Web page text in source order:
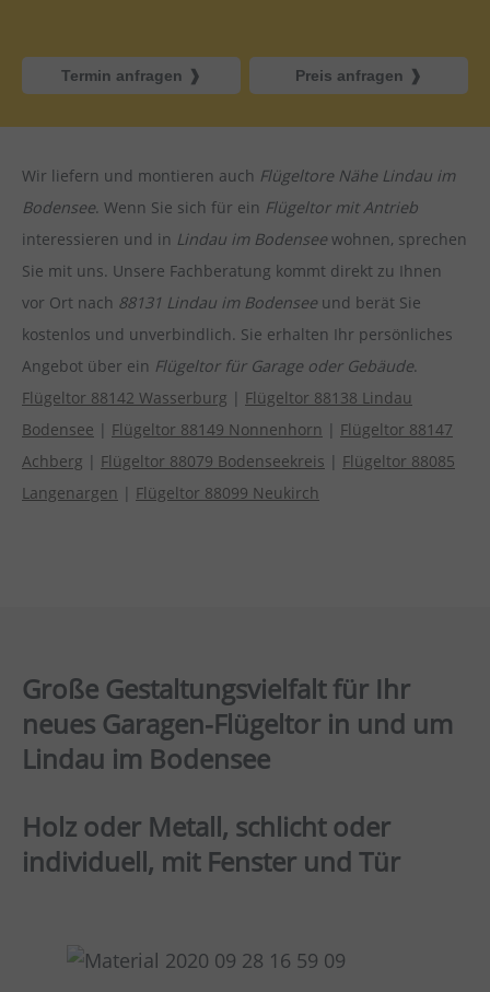
Termin anfragen Preis anfragen
Wir liefern und montieren auch Flügeltore Nähe Lindau im
Bodensee. Wenn Sie sich für ein Flügeltor mit Antrieb
interessieren und in Lindau im Bodenseewohnen, sprechen
Sie mit uns. Unsere Fachberatung kommt direkt zu Ihnen
vor Ort nach 88131 Lindau im Bodenseeund berät Sie
kostenlos und unverbindlich. Sie erhalten Ihr persönliches
Angebot über ein Flügeltor für Garage oder Gebäude.
Flügeltor 88142 Wasserburg | Flügeltor 88138 Lindau
Bodensee | Flügeltor 88149 Nonnenhorn | Flügeltor 88147
Achberg | Flügeltor 88079 Bodenseekreis | Flügeltor 88085
Langenargen | Flügeltor 88099 Neukirch
Große Gestaltungsvielfalt für Ihr
neues Garagen-Flügeltor in und um
Lindau im Bodensee
Holz oder Metall, schlicht oder
individuell, mit Fenster und Tür